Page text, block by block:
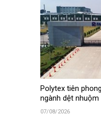
Polytex tiên
ngành dệt nhuộm
07/08/2026